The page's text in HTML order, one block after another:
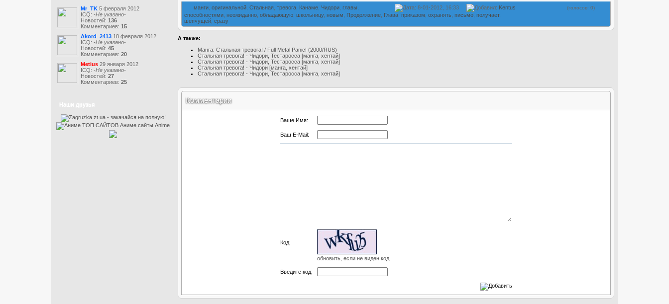
Mr_TK 5 февраля 2012
ICQ: -Не указано-
Новостей: 136
Комментариев: 15
Akord_2413 18 февраля 2012
ICQ: -Не указано-
Новостей: 45
Комментариев: 20
Metius 29 января 2012
ICQ: -Не указано-
Новостей: 27
Комментариев: 25
Наши друзья
(голосов: 0)
Добавил: Kentus
Дата: 8-01-2012, 16:33
манги оригинальной Стальная тревога Канаме Чидори главы
способностями неожиданно обладающую школьницу, новым Продолжение Глава приказом охранять письмо получает,
шепчущей сразу
А также:
Манга: Стальная тревога! / Full Metal Panic! (2000/RUS)
Стальная тревога! - Чидори, Тестаросса [манга, хентай]
Стальная тревога! - Чидори, Тестаросса [манга, хентай]
Стальная тревога! - Чидори [манга, хентай]
Стальная тревога! - Чидори, Тестаросса [манга, хентай]
Комментарии
Ваше Имя:
Ваш E-Mail:
Код:
обновить, если не виден код
Введите код: